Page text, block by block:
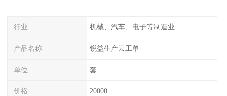
行业 机械、汽车、电子等制造业
产品名称 锐益生产云工单
单位 套
价格 20000